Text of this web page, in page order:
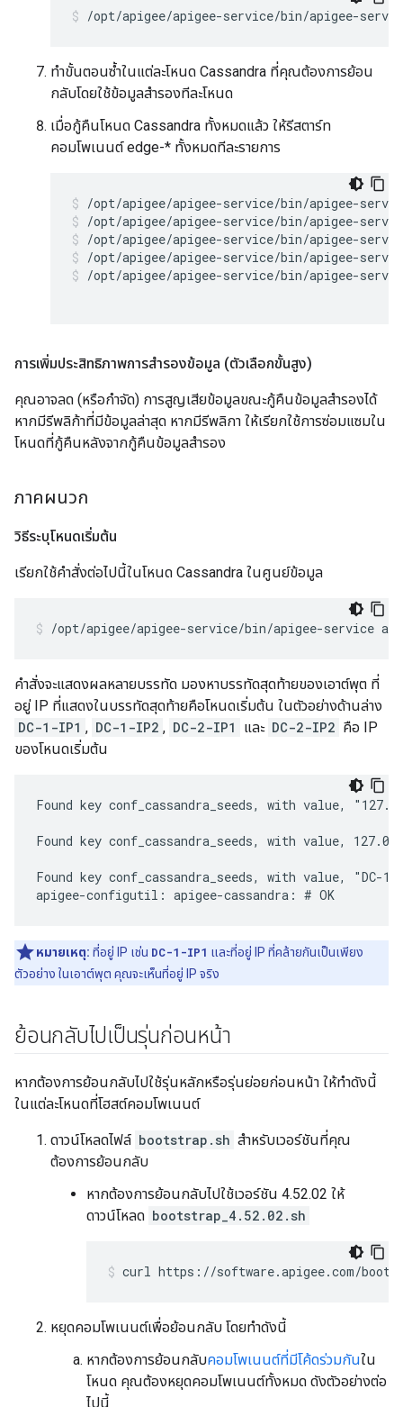
/opt/apigee/apigee-service/bin/apigee-
ทำขั้นตอนซ้ำในแต่ละโหนด Cassandra ที่คุณต้องการย้อน
กลับโดยใช้ข้อมูลสำรองทีละโหนด
เมื่อกู้คืนโหนด Cassandra ทั้งหมดแล้ว ให้รีสตาร์ท
คอมโพเนนต์ edge-* ทั้งหมดทีละรายการ
/opt/apigee/apigee-service/bin/apigee-
/opt/apigee/apigee-service/bin/apigee-
/opt/apigee/apigee-service/bin/apigee-
/opt/apigee/apigee-service/bin/apigee-
การเพิ่มประสิทธิภาพการสำรองข้อมูล (ตัวเลือกขั้นสูง)
คุณอาจลด (หรือกำจัด) การสูญเสียข้อมูลขณะกู้คืนข้อมูลสำรองได้
หากมีรีพลิก้าที่มีข้อมูลล่าสุด หากมีรีพลิกา ให้เรียกใช้การซ่อมแซมใน
โหนดที่กู้คืนหลังจากกู้คืนข้อมูลสำรอง
ภาคผนวก
วิธีระบุโหนดเริ่มต้น
เรียกใช้คำสั่งต่อไปนี้ในโหนด Cassandra ในศูนย์ข้อมูล
/opt/apigee/apigee-service/bin/apigee-service
คำสั่งจะแสดงผลหลายบรรทัด มองหาบรรทัดสุดท้ายของเอาต์พุต ที่
อยู่ IP ที่แสดงในบรรทัดสุดท้ายคือโหนดเริ่มต้น ในตัวอย่างด้านล่าง
DC-1-IP1 , DC-1-IP2 , DC-2-IP1 และ DC-2-IP2 คือ IP
ของโหนดเริ่มต้น
Found key conf_cassandra_seeds, with value,
Found key conf_cassandra_seeds, with value,
Found key conf_cassandra_seeds, with value,
apigee-configutil: apigee-cassandra: # OK
หมายเหตุ: ที่อยู่ IP เช่น DC-1-IP1 และที่อยู่ IP ที่คล้ายกันเป็นเพียง
ตัวอย่าง ในเอาต์พุต คุณจะเห็นที่อยู่ IP จริง
ย้อนกลับไปเป็นรุ่นก่อนหน้า
หากต้องการย้อนกลับไปใช้รุ่นหลักหรือรุ่นย่อยก่อนหน้า ให้ทำดังนี้
ในแต่ละโหนดที่โฮสต์คอมโพเนนต์
ดาวน์โหลดไฟล์ bootstrap.sh สำหรับเวอร์ชันที่คุณ
ต้องการย้อนกลับ
หากต้องการย้อนกลับไปใช้เวอร์ชัน 4.52.02 ให้
ดาวน์โหลด bootstrap_4.52.02.sh
curl https://software.apigee.com/
หยุดคอมโพเนนต์เพื่อย้อนกลับ โดยทำดังนี้
หากต้องการย้อนกลับคอมโพเนนต์ที่มีโค้ดร่วมกันใน
โหนด คุณต้องหยุดคอมโพเนนต์ทั้งหมด ดังตัวอย่างต่อ
ไปนี้